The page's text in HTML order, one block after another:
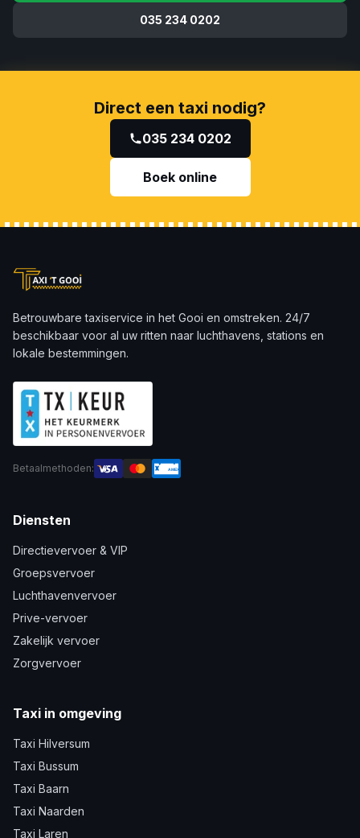
035 234 0202
Direct een taxi nodig?
035 234 0202
Boek online
Betrouwbare taxiservice in het Gooi en omstreken. 24/7
beschikbaar voor al uw ritten naar luchthavens, stations en
lokale bestemmingen.
Betaalmethoden: AMEX
Diensten
Directievervoer & VIP
Groepsvervoer
Luchthavenvervoer
Prive-vervoer
Zakelijk vervoer
Zorgvervoer
Taxi in omgeving
Taxi Hilversum
Taxi Bussum
Taxi Baarn
Taxi Naarden
Taxi Laren